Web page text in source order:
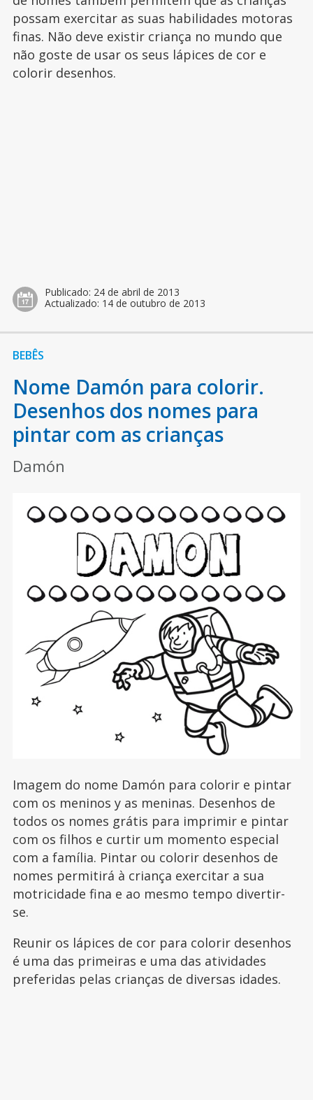
possam exercitar as suas habilidades motoras
finas. Não deve existir criança no mundo que
não goste de usar os seus lápices de cor e
colorir desenhos.
Publicado: 24 de abril de 2013
Actualizado: 14 de outubro de 2013
BEBÊS
Nome Damón para colorir.
Desenhos dos nomes para
pintar com as crianças
Damón
Imagem do nome Damón para colorir e pintar
com os meninos y as meninas. Desenhos de
todos os nomes grátis para imprimir e pintar
com os filhos e curtir um momento especial
com a família. Pintar ou colorir desenhos de
nomes permitirá à criança exercitar a sua
motricidade fina e ao mesmo tempo divertir-
se.
Reunir os lápices de cor para colorir desenhos
é uma das primeiras e uma das atividades
preferidas pelas crianças de diversas idades.